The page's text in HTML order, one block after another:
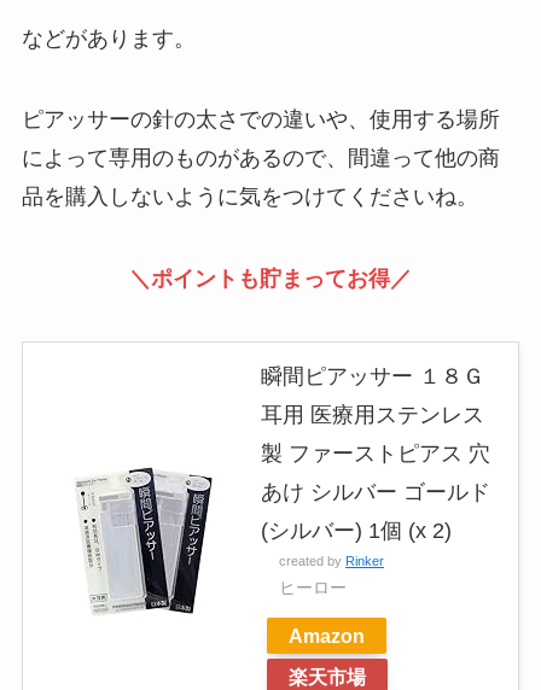
などがあります。
ピアッサーの針の太さでの違いや、使用する場所
によって専用のものがあるので、間違って他の商
品を購入しないように気をつけてくださいね。
＼ポイントも貯まってお得／
瞬間ピアッサー １８Ｇ
耳用 医療用ステンレス
製 ファーストピアス 穴
あけ シルバー ゴールド
(シルバー) 1個 (x 2)
created by Rinker
ヒーロー
Amazon
楽天市場